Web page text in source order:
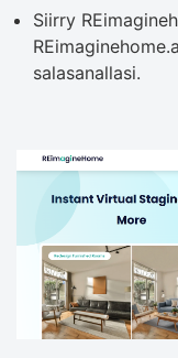
Siirry
salasanallasi.